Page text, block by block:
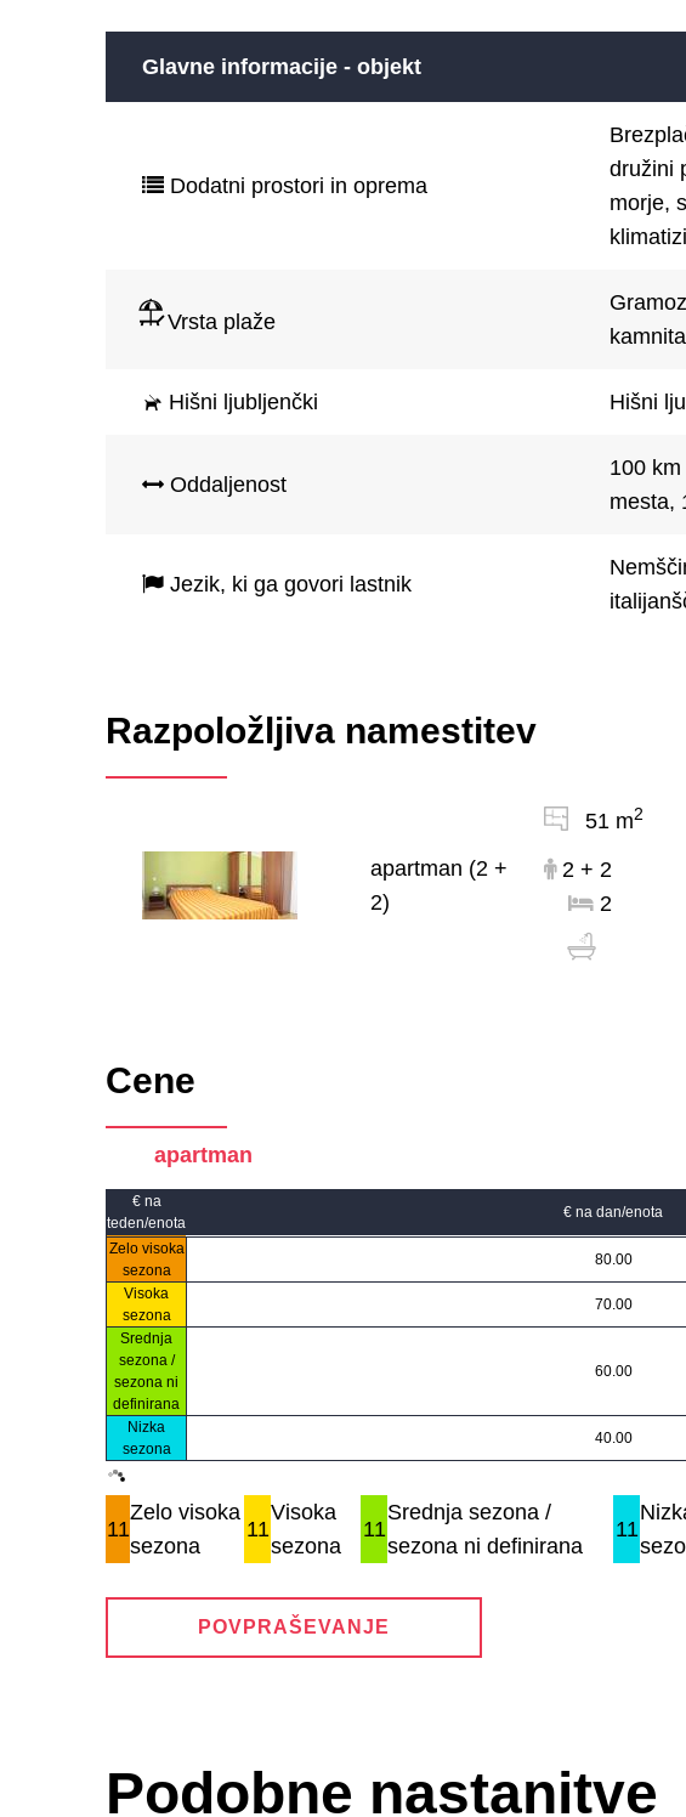
Glavne informacije - objekt
Dodatni prostori in oprema
družini
morje,
Vrsta plaže
Hišni ljubljenčki Hišni
Oddaljenost
100
mesta,
Jezik, ki ga govori lastnik
Razpoložljiva namestitev
apartman (2 +
2)
51 m2
2 + 2
2
Cene
apartman
€ na
teden/enota
€ na dan/enota
Zelo visoka
sezona
80.00
Visoka
sezona
70.00
Srednja
sezona /
sezona ni
definirana
60.00
Nizka
sezona
40.00
11
Zelo visoka
sezona
11
Visoka
sezona
11
Srednja sezona /
sezona ni definirana
11
POVPRAŠEVANJE
Podobne nastanitve